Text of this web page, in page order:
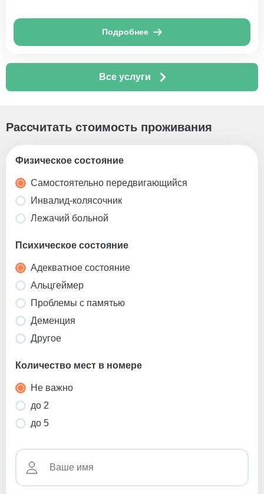
Подробнее
Все услуги
Рассчитать стоимость проживания
Физическое состояние
Самостоятельно передвигающийся
Инвалид-колясочник
Лежачий больной
Психическое состояние
Адекватное состояние
Альцгеймер
Проблемы с памятью
Деменция
Другое
Количество мест в номере
Не важно
до 2
до 5